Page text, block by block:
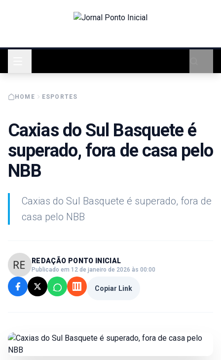
HOME ESPORTES
Caxias do Sul Basquete é
superado, fora de casa pelo
NBB
Caxias do Sul Basquete é superado, fora de
casa pelo NBB
REDAÇÃO PONTO INICIAL
Publicado em 12 de janeiro de 2026 às 00:00
Copiar Link